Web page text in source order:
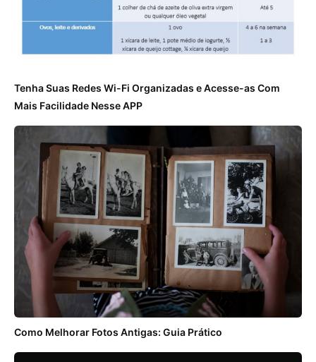
Tenha Suas Redes Wi-Fi Organizadas e Acesse-as Com
Mais Facilidade Nesse APP
Como Melhorar Fotos Antigas: Guia Prático